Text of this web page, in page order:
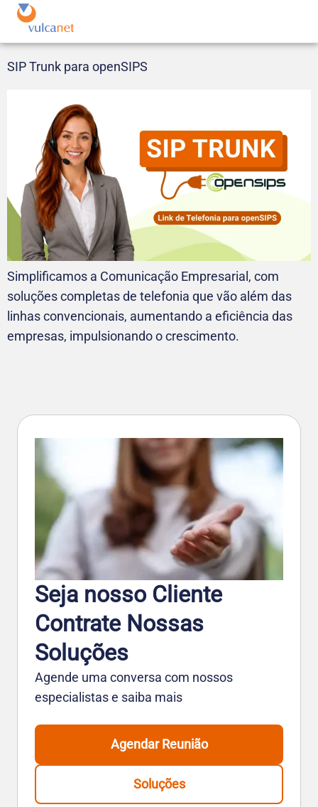
SIP Trunk para openSIPS
Simplificamos a Comunicação Empresarial, com
soluções completas de telefonia que vão além das
linhas convencionais, aumentando a eficiência das
empresas, impulsionando o crescimento.
Seja nosso Cliente
Contrate Nossas
Soluções
Agende uma conversa com nossos
especialistas e saiba mais
Agendar Reunião
Soluções